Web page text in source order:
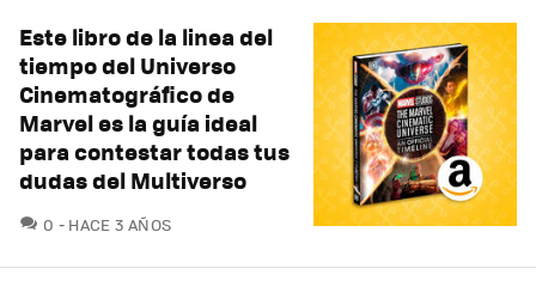
Este libro de la linea del
tiempo del Universo
Cinematográfico de
Marvel es la guía ideal
para contestar todas tus
dudas del Multiverso
0 COMENTARIOS
HACE 3 AÑOS